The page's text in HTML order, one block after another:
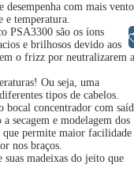
com mais vento
e temperatura.
PSA3300 são os íons
e brilhosos devido aos
o frizz por neutralizarem a
Ou seja, uma
tipos de cabelos.
bocal concentrador com
secagem e modelagem dos
permite maior facilidade
nos braços.
madeixas do jeito que
Libras